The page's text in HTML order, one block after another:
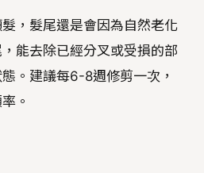
，髮尾還是會因為自然老化
能去除已經分叉或受損的部
。建議每6-8週修剪一次，
。